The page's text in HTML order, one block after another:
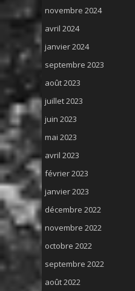
novembre 2024
avril 2024
janvier 2024
septembre 2023
août 2023
juillet 2023
juin 2023
mai 2023
avril 2023
février 2023
janvier 2023
décembre 2022
novembre 2022
octobre 2022
septembre 2022
août 2022